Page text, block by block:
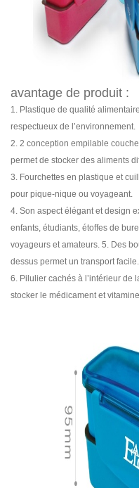
avantage de produit :
1. Plastique de qualité
respectueux de l’environnement.
2. 2 conception empilable
permet de stocker des aliments
3. Fourchettes en plastique et
pour pique-nique ou voyageant.
4. Son aspect élégant et design
enfants, étudiants, étoffes de
voyageurs et amateurs. 5. Des
dessus permet un transport facile.
6. Pilulier cachés à l’intérieur de
stocker le médicament et